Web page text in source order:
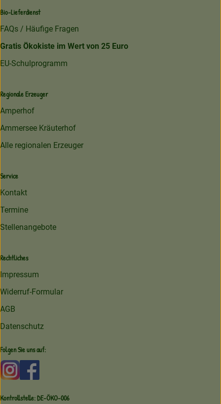
Bio-Lieferdienst
FAQs / Häufige Fragen
Gratis Ökokiste im Wert von 25 Euro
EU-Schulprogramm
Regionale Erzeuger
Amperhof
Ammersee Kräuterhof
Alle regionalen Erzeuger
Service
Kontakt
Termine
Stellenangebote
Rechtliches
Impressum
Widerruf-Formular
AGB
Datenschutz
Folgen Sie uns auf:
Externer Link zu https://www.instagram.com/
Kontrollstelle: DE-ÖKO-006